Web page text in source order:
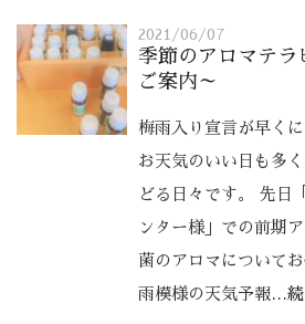
2021/06/07
季節のアロマテラ
ご案内～
梅雨入り宣言が早く
お天気のいい日も多
どる日々です。 先日
ンター様」での前期
菌のアロマについて
雨模様の天気予報 …